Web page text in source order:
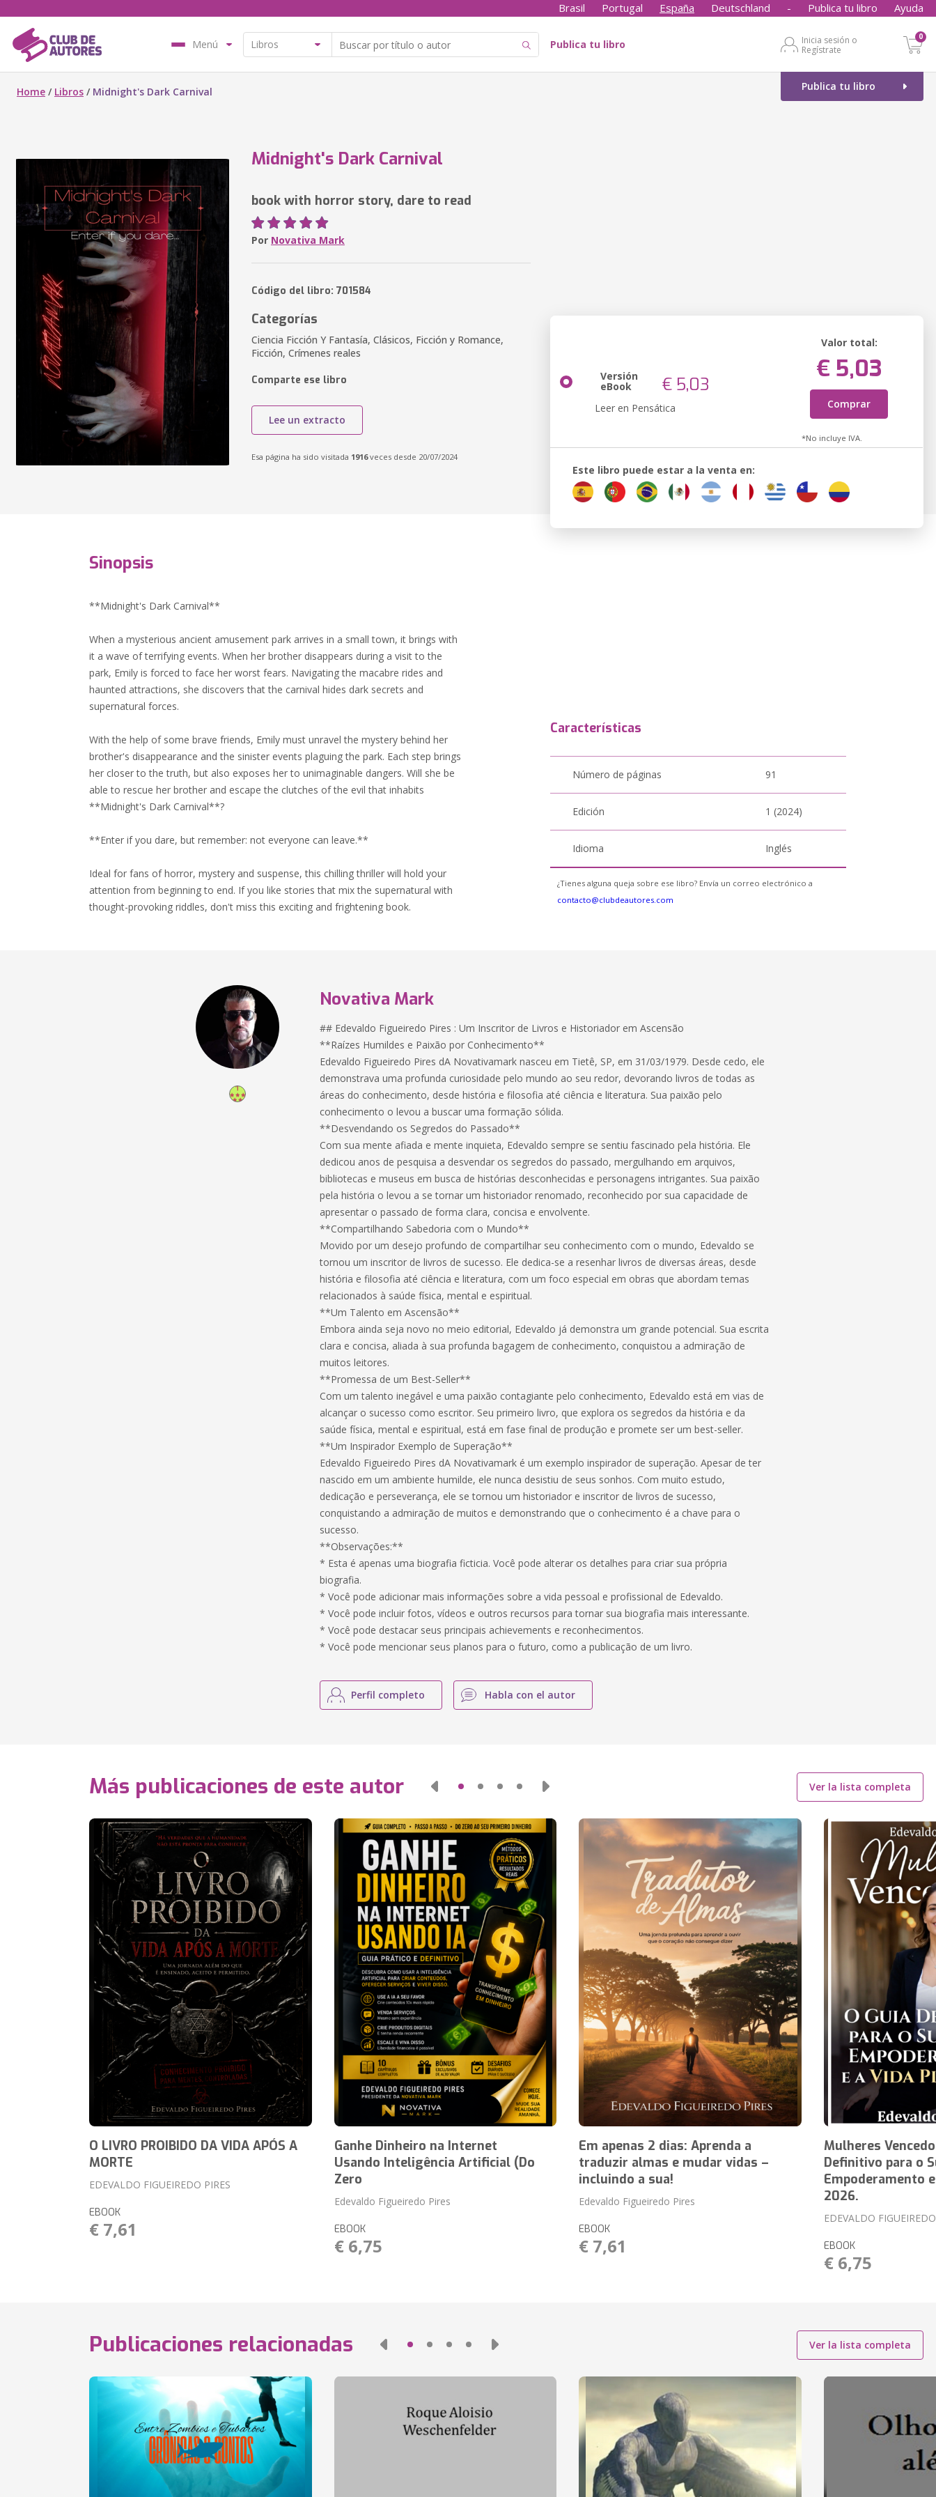
Brasil Portugal España Deutschland - Publica tu libro Ayuda
Menú Publica tu libro
Inicia sesión o
Regístrate
0
Publica tu libro
Home / Libros / Midnight's Dark Carnival
Midnight's Dark Carnival
book with horror story, dare to read
Por Novativa Mark
Código del libro: 701584
Categorías
Ciencia Ficción Y Fantasía, Clásicos, Ficción y Romance,
Ficción, Crímenes reales
Comparte ese libro
Lee un extracto
Esa página ha sido visitada 1916veces desde 20/07/2024
Versión
eBook € 5,03
Leer en Pensática
Valor total:
€ 5,03
Comprar
*No incluye IVA.
Este libro puede estar a la venta en:
Sinopsis
**Midnight's Dark Carnival**
When a mysterious ancient amusement park arrives in a small town, it brings with
it a wave of terrifying events. When her brother disappears during a visit to the
park, Emily is forced to face her worst fears. Navigating the macabre rides and
haunted attractions, she discovers that the carnival hides dark secrets and
supernatural forces.
With the help of some brave friends, Emily must unravel the mystery behind her
brother's disappearance and the sinister events plaguing the park. Each step brings
her closer to the truth, but also exposes her to unimaginable dangers. Will she be
able to rescue her brother and escape the clutches of the evil that inhabits
**Midnight's Dark Carnival**?
**Enter if you dare, but remember: not everyone can leave.**
Ideal for fans of horror, mystery and suspense, this chilling thriller will hold your
attention from beginning to end. If you like stories that mix the supernatural with
thought-provoking riddles, don't miss this exciting and frightening book.
Características
Número de páginas 91
Edición 1 (2024)
Idioma Inglés
¿Tienes alguna queja sobre ese libro? Envía un correo electrónico a
contacto@clubdeautores.com
Novativa Mark
## Edevaldo Figueiredo Pires : Um Inscritor de Livros e Historiador em Ascensão
**Raízes Humildes e Paixão por Conhecimento**
Edevaldo Figueiredo Pires dA Novativamark nasceu em Tietê, SP, em 31/03/1979. Desde cedo, ele
demonstrava uma profunda curiosidade pelo mundo ao seu redor, devorando livros de todas as
áreas do conhecimento, desde história e filosofia até ciência e literatura. Sua paixão pelo
conhecimento o levou a buscar uma formação sólida.
**Desvendando os Segredos do Passado**
Com sua mente afiada e mente inquieta, Edevaldo sempre se sentiu fascinado pela história. Ele
dedicou anos de pesquisa a desvendar os segredos do passado, mergulhando em arquivos,
bibliotecas e museus em busca de histórias desconhecidas e personagens intrigantes. Sua paixão
pela história o levou a se tornar um historiador renomado, reconhecido por sua capacidade de
apresentar o passado de forma clara, concisa e envolvente.
**Compartilhando Sabedoria com o Mundo**
Movido por um desejo profundo de compartilhar seu conhecimento com o mundo, Edevaldo se
tornou um inscritor de livros de sucesso. Ele dedica-se a resenhar livros de diversas áreas, desde
história e filosofia até ciência e literatura, com um foco especial em obras que abordam temas
relacionados à saúde física, mental e espiritual.
**Um Talento em Ascensão**
Embora ainda seja novo no meio editorial, Edevaldo já demonstra um grande potencial. Sua escrita
clara e concisa, aliada à sua profunda bagagem de conhecimento, conquistou a admiração de
muitos leitores.
**Promessa de um Best-Seller**
Com um talento inegável e uma paixão contagiante pelo conhecimento, Edevaldo está em vias de
alcançar o sucesso como escritor. Seu primeiro livro, que explora os segredos da história e da
saúde física, mental e espiritual, está em fase final de produção e promete ser um best-seller.
**Um Inspirador Exemplo de Superação**
Edevaldo Figueiredo Pires dA Novativamark é um exemplo inspirador de superação. Apesar de ter
nascido em um ambiente humilde, ele nunca desistiu de seus sonhos. Com muito estudo,
dedicação e perseverança, ele se tornou um historiador e inscritor de livros de sucesso,
conquistando a admiração de muitos e demonstrando que o conhecimento é a chave para o
sucesso.
**Observações:**
* Esta é apenas uma biografia ficticia. Você pode alterar os detalhes para criar sua própria
biografia.
* Você pode adicionar mais informações sobre a vida pessoal e profissional de Edevaldo.
* Você pode incluir fotos, vídeos e outros recursos para tornar sua biografia mais interessante.
* Você pode destacar seus principais achievements e reconhecimentos.
* Você pode mencionar seus planos para o futuro, como a publicação de um livro.
Perfil completo Habla con el autor
Más publicaciones de este autor Ver la lista completa
O LIVRO PROIBIDO DA VIDA APÓS A
MORTE
EDEVALDO FIGUEIREDO PIRES
EBOOK
€ 7,61
Ganhe Dinheiro na Internet
Usando Inteligência Artificial (Do
Zero
Edevaldo Figueiredo Pires
EBOOK
€ 6,75
Em apenas 2 dias: Aprenda a
traduzir almas e mudar vidas –
incluindo a sua!
Edevaldo Figueiredo Pires
EBOOK
€ 7,61
Mulheres
Definitivo para o
Empoderamento
2026.
EDEVALDO
EBOOK
€ 6,75
Publicaciones relacionadas Ver la lista completa